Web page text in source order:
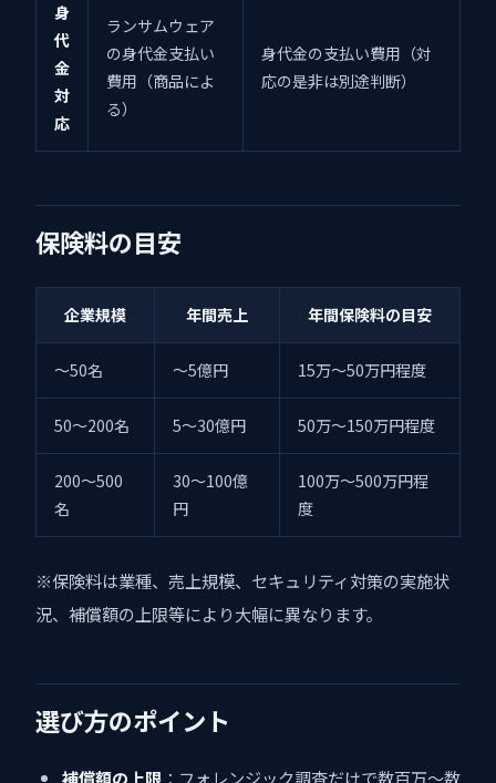
身
代
金
対
応
ランサムウェア
の身代金支払い
費用（商品によ
る）
身代金の支払い費用（対
応の是非は別途判断）
保険料の目安
企業規模 年間売上 年間保険料の目安
〜50名 〜5億円 15万〜50万円程度
50〜200名 5〜30億円 50万〜150万円程度
200〜500
名
30〜100億
円
100万〜500万円程
度
※保険料は業種、売上規模、セキュリティ対策の実施状
況、補償額の上限等により大幅に異なります。
選び方のポイント
補償額の上限 ：フォレンジック調査だけで数百万〜数